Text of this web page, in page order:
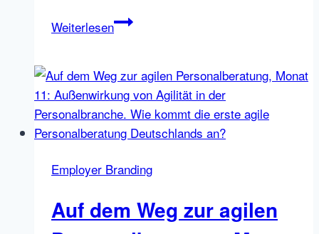
WeiterlesenSmartphone
Tipp
#1:
Kamerascheu
überwinden
den
Kritiker
Employer Branding
Auf dem Weg zur agilen